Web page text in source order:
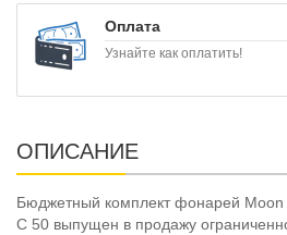
Оплата
Узнайте как оплатить!
ОПИСАНИЕ
Бюджетный комплект фонарей
C 50 выпущен в продажу